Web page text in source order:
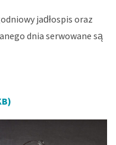
jadłospis oraz
dnia serwowane są